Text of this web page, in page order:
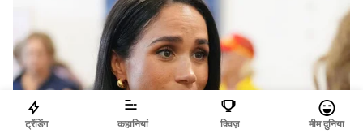
ट्रेंडिंग कहानियां क्विज़ मीम दुनिया